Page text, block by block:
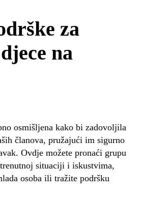
za
na
osmišljena kako bi zadovoljila
članova, pružajući im sigurno
Ovdje možete pronaći grupu
situaciji i iskustvima,
osoba ili tražite podršku